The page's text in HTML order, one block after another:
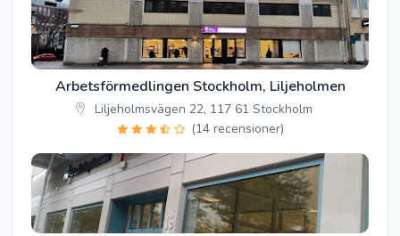
Arbetsförmedlingen Stockholm, Liljeholmen
Liljeholmsvägen 22, 117 61 Stockholm
(14 recensioner)